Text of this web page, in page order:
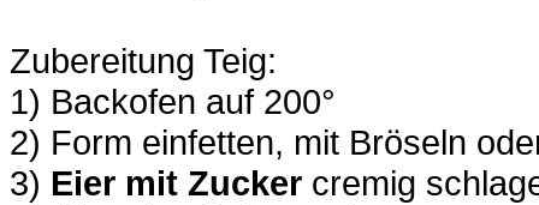
Zubereitung Teig:
1) Backofen auf 200°
2) Form einfetten, mit Bröseln
3) Eier mit Zucker cremig